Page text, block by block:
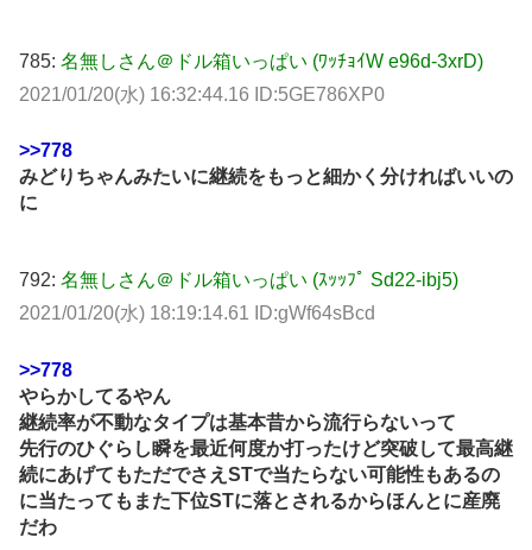
785: 名無しさん＠ドル箱いっぱい (ﾜｯﾁｮｲW e96d-3xrD)
2021/01/20(水) 16:32:44.16 ID:5GE786XP0
>>778
みどりちゃんみたいに継続をもっと細かく分ければいいの
に
792: 名無しさん＠ドル箱いっぱい (ｽｯｯﾌﾟ Sd22-ibj5)
2021/01/20(水) 18:19:14.61 ID:gWf64sBcd
>>778
やらかしてるやん
継続率が不動なタイプは基本昔から流行らないって
先行のひぐらし瞬を最近何度か打ったけど突破して最高継
続にあげてもただでさえSTで当たらない可能性もあるの
に当たってもまた下位STに落とされるからほんとに産廃
だわ